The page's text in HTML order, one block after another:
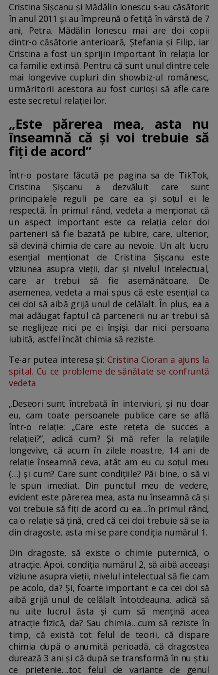
Cristina Șișcanu și Mădălin Ionescu s-au căsătorit
în anul 2011 și au împreună o fetiță în vârstă de 7
ani, Petra. Mădălin Ionescu mai are doi copii
dintr-o căsătorie anterioară, Ștefania și Filip, iar
Cristina a fost un sprijin important în relația lor
ca familie extinsă. Pentru că sunt unul dintre cele
mai longevive cupluri din showbiz-ul românesc,
urmăritorii acestora au fost curioși să afle care
este secretul relației lor.
„Este părerea mea, asta nu
înseamnă că și voi trebuie să
fiți de acord”
Într-o postare făcută pe pagina sa de TikTok,
Cristina Șișcanu a dezvăluit care sunt
principalele reguli pe care ea și soțul ei le
respectă. În primul rând, vedeta a menționat că
un aspect important este ca relația celor doi
parteneri să fie bazată pe iubire, care, ulterior,
să devină chimia de care au nevoie. Un alt lucru
esențial menționat de Cristina Șișcanu este
viziunea asupra vieții, dar și nivelul intelectual,
care ar trebui să fie asemănătoare. De
asemenea, vedeta a mai spus că este esențial ca
cei doi să aibă grijă unul de celălalt. În plus, ea a
mai adăugat faptul că partenerii nu ar trebui să
se neglijeze nici pe ei înșiși. dar nici persoana
iubită, astfel încât chimia să reziste.
Te-ar putea interesa și: Cristina Cioran a ajuns la
spital. Cu ce probleme de sănătate se confruntă
vedeta
„Deseori sunt întrebată în interviuri, și nu doar
eu, cam toate persoanele publice care se află
într-o relație: „Care este rețeta de succes a
relației?”, adică cum? Și mă refer la relațiile
longevive, că acum în zilele noastre, 14 ani de
relație înseamnă ceva, atât am eu cu soțul meu
(…) și cum? Care sunt condițiile? Păi bine, o să vi
le spun imediat. Din punctul meu de vedere,
evident este părerea mea, asta nu înseamnă că și
voi trebuie să fiți de acord cu ea…în primul rând,
ca o relație să țină, cred că cei doi trebuie să se ia
din dragoste, asta mi se pare condiția numărul 1.
Din dragoste, să existe o chimie puternică, o
atracție. Apoi, condiția numărul 2, să aibă aceeași
viziune asupra vieții, nivelul intelectual să fie cam
pe acolo, da? Și, foarte important e ca cei doi să
aibă grijă unul de celălalt întotdeauna, adică să
nu uite lucrul ăsta și cum să mențină acea
atracție fizică, da? Sau chimia…cum să reziste în
timp, că există tot felul de teorii, că dispare
chimia după o anumită perioadă, că dragostea
durează 3 ani și că după se transformă în nu știu
ce prietenie…tot felul de variante de genul